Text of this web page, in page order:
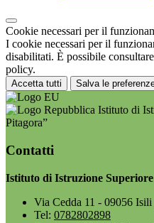
Cookie necessari per il
I cookie necessari per il
disabilitati. È possibile
policy.
Accetta tutti Salva le
Istituto di
Pitagora”
Contatti
Istituto di Istruzione
Via Cedda 11 - 09056
Tel: 0782802898